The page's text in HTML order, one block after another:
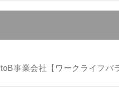
toB事業会社【ワークライフバ